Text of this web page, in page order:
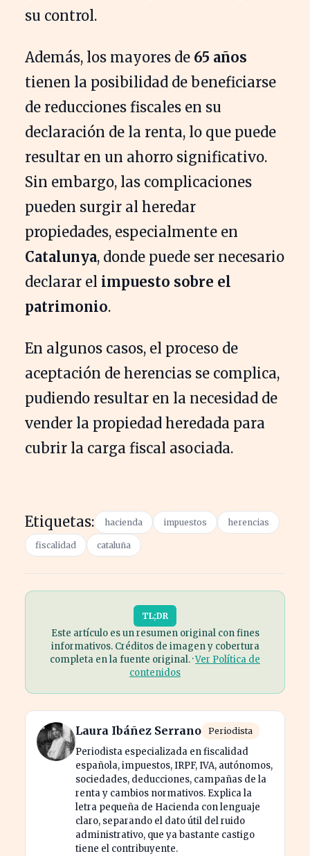
su control.
Además, los mayores de 65 años
tienen la posibilidad de beneficiarse
de reducciones fiscales en su
declaración de la renta, lo que puede
resultar en un ahorro significativo.
Sin embargo, las complicaciones
pueden surgir al heredar
propiedades, especialmente en
Catalunya, donde puede ser necesario
declarar el impuesto sobre el
patrimonio.
En algunos casos, el proceso de
aceptación de herencias se complica,
pudiendo resultar en la necesidad de
vender la propiedad heredada para
cubrir la carga fiscal asociada.
Etiquetas: hacienda impuestos herencias
fiscalidad cataluña
TL;DR
Este artículo es un resumen original con fines
informativos. Créditos de imagen y cobertura
completa en la fuente original. ·Ver Política de
contenidos
Laura Ibáñez Serrano Periodista
Periodista especializada en fiscalidad
española, impuestos, IRPF, IVA, autónomos,
sociedades, deducciones, campañas de la
renta y cambios normativos. Explica la
letra pequeña de Hacienda con lenguaje
claro, separando el dato útil del ruido
administrativo, que ya bastante castigo
tiene el contribuyente.